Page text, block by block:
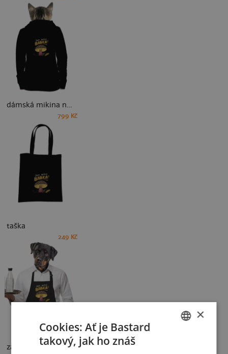
dámská mikina na zip
799 Kč
taška
249 Kč
zástěra
×
Cookies: Ať je Bastard
takový, jak ho znáš